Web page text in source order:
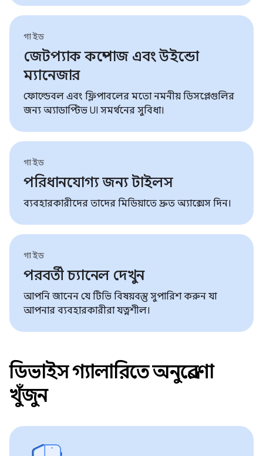
গাইড
জেটপ্যাক কম্পোজ এবং উইন্ডো
ম্যানেজার
ফোল্ডেবল এবং ফ্লিপাবলের মতো নমনীয় ডিসপ্লেগুলির
জন্য অ্যাডাপ্টিভ UI সমর্থনের সুবিধা।
গাইড
পরিধানযোগ্য জন্য টাইলস
ব্যবহারকারীদের তাদের মিডিয়াতে দ্রুত অ্যাক্সেস দিন।
গাইড
পরবর্তী চ্যানেল দেখুন
আপনি জানেন যে টিভি বিষয়বস্তু সুপারিশ করুন যা
আপনার ব্যবহারকারীরা যত্নশীল।
ডিভাইস গ্যালারিতে অনুপ্রেরণা
খুঁজুন